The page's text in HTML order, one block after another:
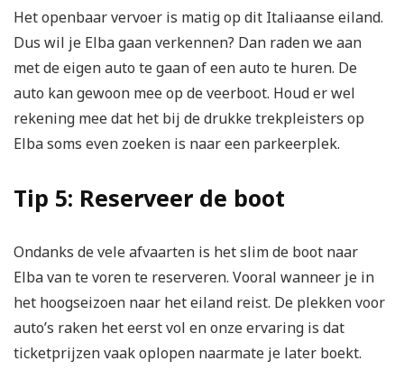
Het openbaar vervoer is matig op dit Italiaanse eiland.
Dus wil je Elba gaan verkennen? Dan raden we aan
met de eigen auto te gaan of een auto te huren. De
auto kan gewoon mee op de veerboot. Houd er wel
rekening mee dat het bij de drukke trekpleisters op
Elba soms even zoeken is naar een parkeerplek.
Tip 5: Reserveer de boot
Ondanks de vele afvaarten is het slim de boot naar
Elba van te voren te reserveren. Vooral wanneer je in
het hoogseizoen naar het eiland reist. De plekken voor
auto’s raken het eerst vol en onze ervaring is dat
ticketprijzen vaak oplopen naarmate je later boekt.